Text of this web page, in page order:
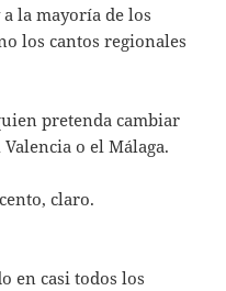
la mayoría de los
los cantos regionales
pretenda cambiar
o el Málaga.
claro.
en casi todos los